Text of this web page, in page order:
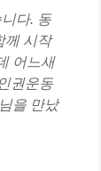
다. 동
께 시작
어느새
권운동
을 만났